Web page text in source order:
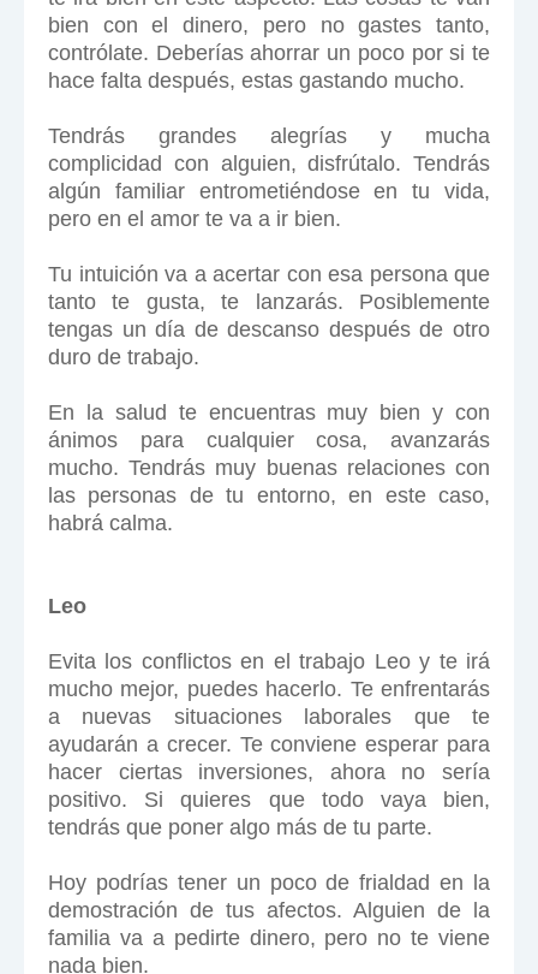
bien con el dinero, pero no gastes tanto,
contrólate. Deberías ahorrar un poco por si te
hace falta después, estas gastando mucho.
Tendrás grandes alegrías y mucha
complicidad con alguien, disfrútalo. Tendrás
algún familiar entrometiéndose en tu vida,
pero en el amor te va a ir bien.
Tu intuición va a acertar con esa persona que
tanto te gusta, te lanzarás. Posiblemente
tengas un día de descanso después de otro
duro de trabajo.
En la salud te encuentras muy bien y con
ánimos para cualquier cosa, avanzarás
mucho. Tendrás muy buenas relaciones con
las personas de tu entorno, en este caso,
habrá calma.
Leo
Evita los conflictos en el trabajo Leo y te irá
mucho mejor, puedes hacerlo. Te enfrentarás
a nuevas situaciones laborales que te
ayudarán a crecer. Te conviene esperar para
hacer ciertas inversiones, ahora no sería
positivo. Si quieres que todo vaya bien,
tendrás que poner algo más de tu parte.
Hoy podrías tener un poco de frialdad en la
demostración de tus afectos. Alguien de la
familia va a pedirte dinero, pero no te viene
nada bien.